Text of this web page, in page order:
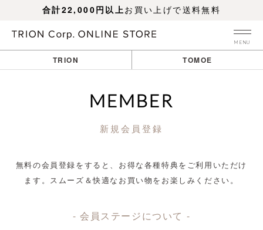
合計22,000円以上お買い上げで送料無料
MENU
TRION TOMOE
MEMBER
新規会員登録
無料の会員登録をすると、お得な各種特典をご利用いただけ
ます。 スムーズ＆快適なお買い物をお楽しみください。
- 会員ステージについて -